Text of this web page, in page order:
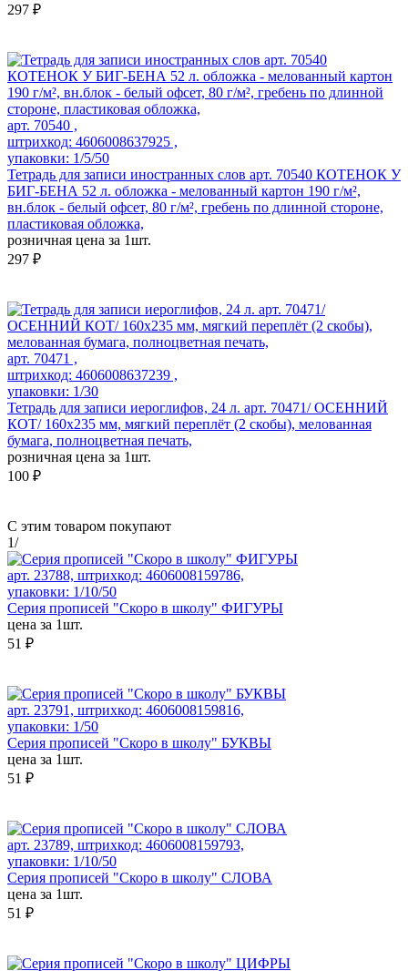
297 ₽
арт. 70540 ,
штрихкод: 4606008637925 ,
упаковки: 1/5/50
Тетрадь для записи иностранных слов арт. 70540 КОТЕНОК У
БИГ-БЕНА 52 л. обложка - мелованный картон 190 г/м²,
вн.блок - белый офсет, 80 г/м², гребень по длинной стороне,
пластиковая обложка,
розничная цена за 1шт.
297 ₽
арт. 70471 ,
штрихкод: 4606008637239 ,
упаковки: 1/30
Тетрадь для записи иероглифов, 24 л. арт. 70471/ ОСЕННИЙ
КОТ/ 160х235 мм, мягкий переплёт (2 скобы), мелованная
бумага, полноцветная печать,
розничная цена за 1шт.
100 ₽
С этим товаром покупают
1/
арт. 23788, штрихкод: 4606008159786,
упаковки: 1/10/50
Серия прописей "Скоро в школу" ФИГУРЫ
цена за 1шт.
51 ₽
арт. 23791, штрихкод: 4606008159816,
упаковки: 1/50
Серия прописей "Скоро в школу" БУКВЫ
цена за 1шт.
51 ₽
арт. 23789, штрихкод: 4606008159793,
упаковки: 1/10/50
Серия прописей "Скоро в школу" СЛОВА
цена за 1шт.
51 ₽